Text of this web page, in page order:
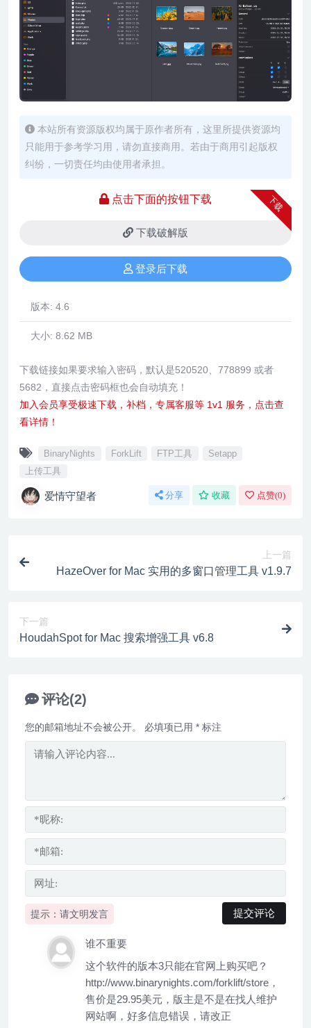
本站所有资源版权均属于原作者所有，这里所提供资源均
只能用于参考学习用，请勿直接商用。若由于商用引起版权
纠纷，一切责任均由使用者承担。
下载
点击下面的按钮下载
下载破解版
登录后下载
版本: 4.6
大小: 8.62 MB
下载链接如果要求输入密码，默认是520520、778899 或者
5682，直接点击密码框也会自动填充！
加入会员享受极速下载，补档，专属客服等 1v1 服务，点击查
看详情！
BinaryNights ForkLift FTP工具
Setapp
上传工具
爱情守望者 分享 收藏 点赞(0)
上一篇
HazeOver for Mac 实用的多窗口管理工具 v1.9.7
下一篇
HoudahSpot for Mac 搜索增强工具 v6.8
评论(2)
提示：请文明发言
您的邮箱地址不会被公开。 必填项已用 * 标注
谁不重要
这个软件的版本3只能在官网上购买吧？
http://www.binarynights.com/forklift/store，
售价是29.95美元，版主是不是在找人维护
网站啊，好多信息错误，请改正